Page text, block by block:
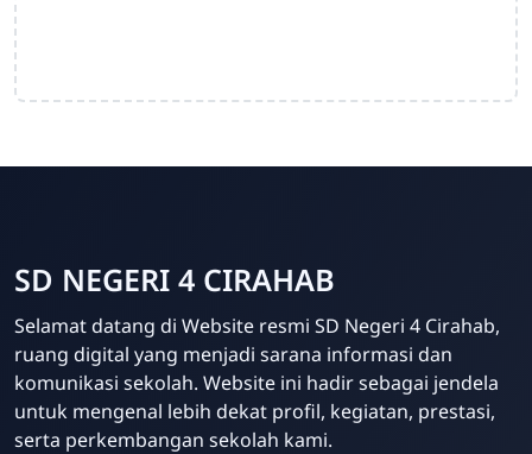
Admin
Online
SD NEGERI 4 CIRAHAB
Selamat datang di Website resmi SD Negeri 4 Cirahab,
ruang digital yang menjadi sarana informasi dan
komunikasi sekolah. Website ini hadir sebagai jendela
untuk mengenal lebih dekat profil, kegiatan, prestasi,
serta perkembangan sekolah kami.